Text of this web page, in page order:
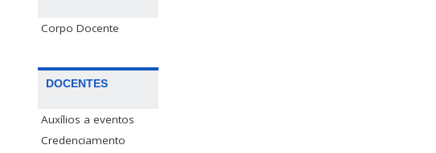
Corpo Docente
DOCENTES
Auxílios a eventos
Credenciamento